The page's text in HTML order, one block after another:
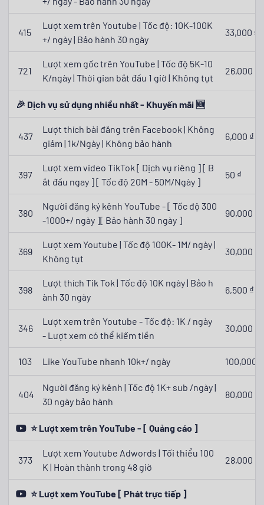
415
Lượt xem trên Youtube | Tốc độ: 10K-100K
+/ ngày | Bảo hành 30 ngày
33,000 ₫
721
Lượt xem gốc trên YouTube | Tốc độ 5K-10
K/ngày | Thời gian bắt đầu 1 giờ | Không tụt
26,000 ₫
🎉 Dịch vụ sử dụng nhiều nhất - Khuyến mãi 🆕
437
Lượt thích bài đăng trên Facebook | Không
giảm | 1k/Ngày | Không bảo hành
6,000 ₫
397
Lượt xem video TikTok [ Dịch vụ riêng ] [ B
ắt đầu ngay ] [ Tốc độ 20M - 50M/Ngày ]
50 ₫
380
Người đăng ký kênh YouTube - [ Tốc độ 300
-1000+/ ngày ][ Bảo hành 30 ngày ]
90,000 ₫
369
Lượt xem Youtube | Tốc độ 100K- 1M/ ngày |
Không tụt
30,000 ₫
398
Lượt thích Tik Tok | Tốc độ 10K ngày | Bảo h
ành 30 ngày
6,500 ₫
346
Lượt xem trên Youtube - Tốc độ: 1K / ngày
- Lượt xem có thể kiếm tiền
30,000 ₫
103 Like YouTube nhanh 10k+/ ngày 100,000 ₫
404
Người đăng ký kênh | Tốc độ 1K+ sub /ngày |
30 ngày bảo hành
80,000 ₫
⭐ Lượt xem trên YouTube - [ Quảng cáo ]
373
Lượt xem Youtube Adwords | Tối thiểu 100
K | Hoàn thành trong 48 giờ
28,000 ₫
⭐ Lượt xem YouTube [ Phát trực tiếp ]